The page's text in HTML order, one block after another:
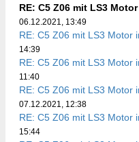
RE: C5 Z06 mit LS3
06.12.2021, 13:49
RE: C5 Z06 mit LS3 Motor
14:39
RE: C5 Z06 mit LS3 Motor
11:40
RE: C5 Z06 mit LS3 Motor
07.12.2021, 12:38
RE: C5 Z06 mit LS3 Motor
15:44